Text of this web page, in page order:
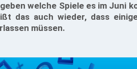
welche Spiele es im Juni
das auch wieder, dass
müssen.